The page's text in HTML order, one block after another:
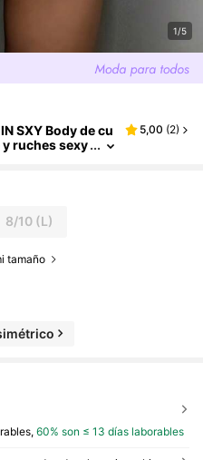
1/5
SXY Body de cu
ruches sexy
5,00 (2)
8/10 (L)
tamaño
60% son ≤ 13 días laborables